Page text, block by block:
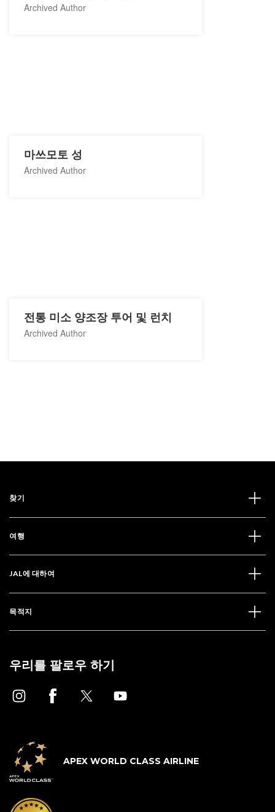
Archived Author
마쓰모토 성
Archived Author
전통 미소 양조장 투어 및 런치
Archived Author
찾기
여행
JAL에 대하여
목적지
우리를 팔로우 하기
APEX WORLD CLASS AIRLINE